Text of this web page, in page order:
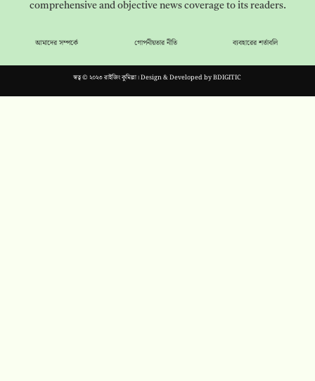
comprehensive and objective news coverage to its readers.
আমাদের সম্পর্কে গোপনীয়তার নীতি ব্যবহারের শর্তাবলি
স্বত্ব © ২০২৩ রাইজিং কুমিল্লা। Design & Developed byBDIGITIC